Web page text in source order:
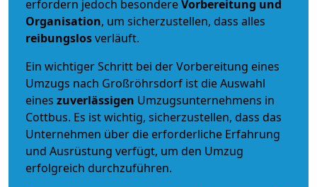
erfordern jedoch besondereVorbereitung und
Organisation, um sicherzustellen, dass alles
reibungslosverläuft.
Ein wichtiger Schritt bei der Vorbereitung eines
Umzugs nach Großröhrsdorf ist die Auswahl
eines zuverlässigen Umzugsunternehmens in
Cottbus. Es ist wichtig, sicherzustellen, dass das
Unternehmen über die erforderliche Erfahrung
und Ausrüstung verfügt, um den Umzug
erfolgreich durchzuführen.